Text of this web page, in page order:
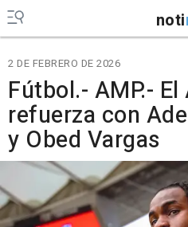
noti
2 DE FEBRERO DE 2026
Fútbol.- AMP.-
refuerza con
y Obed Vargas